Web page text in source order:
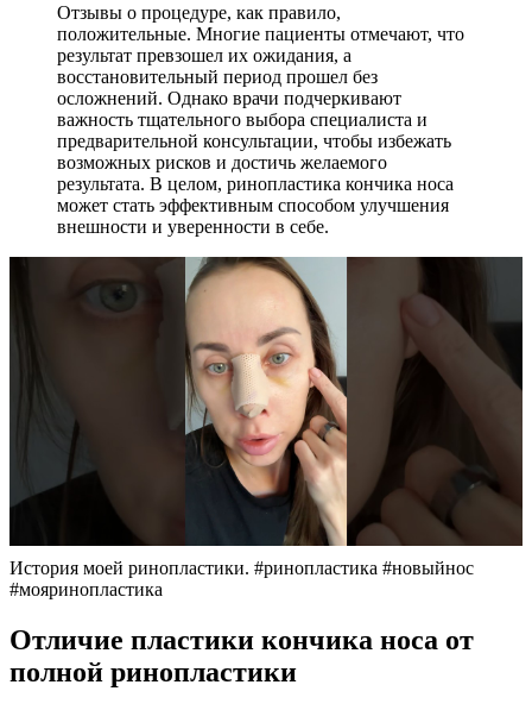
Отзывы о процедуре, как правило,
положительные. Многие пациенты отмечают, что
результат превзошел их ожидания, а
восстановительный период прошел без
осложнений. Однако врачи подчеркивают
важность тщательного выбора специалиста и
предварительной консультации, чтобы избежать
возможных рисков и достичь желаемого
результата. В целом, ринопластика кончика носа
может стать эффективным способом улучшения
внешности и уверенности в себе.
История моей ринопластики. #ринопластика #новыйнос
#мояринопластика
Отличие пластики кончика носа от
полной ринопластики